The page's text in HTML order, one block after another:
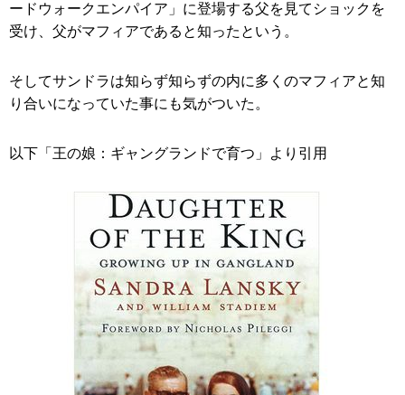
ードウォークエンパイア」に登場する父を見てショックを
受け、父がマフィアであると知ったという。
そしてサンドラは知らず知らずの内に多くのマフィアと知
り合いになっていた事にも気がついた。
以下「王の娘：ギャングランドで育つ」より引用